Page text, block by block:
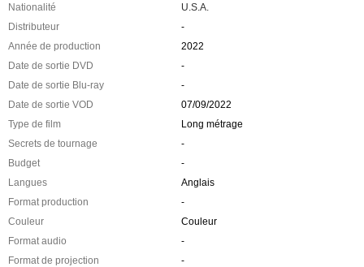
Nationalité
U.S.A.
Distributeur
-
Année de production
2022
Date de sortie DVD
-
Date de sortie Blu-ray
-
Date de sortie VOD
07/09/2022
Type de film
Long métrage
Secrets de tournage
-
Budget
-
Langues
Anglais
Format production
-
Couleur
Couleur
Format audio
-
Format de projection
-